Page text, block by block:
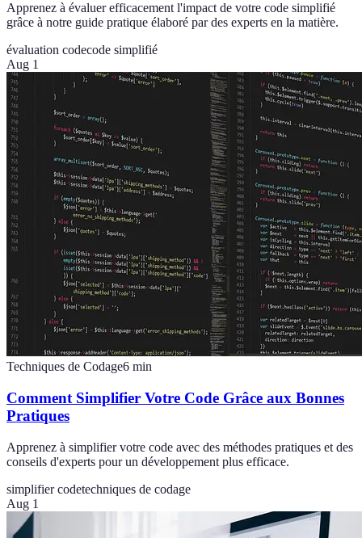
Apprenez à évaluer efficacement l'impact de votre code simplifié
grâce à notre guide pratique élaboré par des experts en la matière.
évaluation codecode simplifié
Aug 1
Techniques de Codage6 min
Comment Simplifier Votre Code Grâce aux Bonnes
Pratiques
Apprenez à simplifier votre code avec des méthodes pratiques et des
conseils d'experts pour un développement plus efficace.
simplifier codetechniques de codage
Aug 1